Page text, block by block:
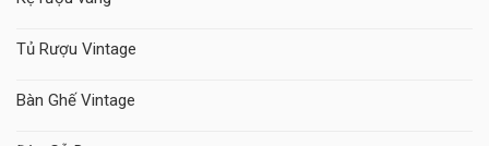
Tủ Rượu Vintage
Bàn Ghế Vintage